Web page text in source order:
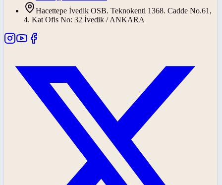
Hacettepe İvedik OSB. Teknokenti 1368. Cadde No.61,
4. Kat Ofis No: 32 İvedik / ANKARA